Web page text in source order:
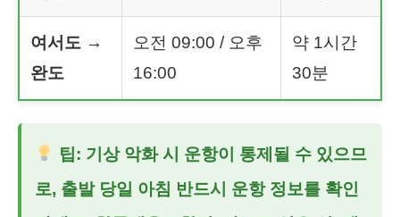
여서도 →
완도
오전 09:00 / 오후
16:00
약 1시간
30분
팁: 기상 악화 시 운항이 통제될 수 있으므
로, 출발 당일 아침 반드시 운항 정보를 확인